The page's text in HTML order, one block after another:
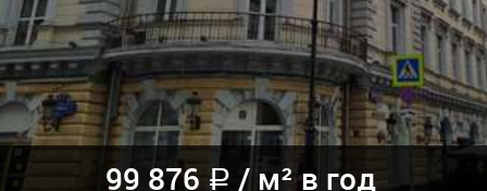
99 876 a / м² в год